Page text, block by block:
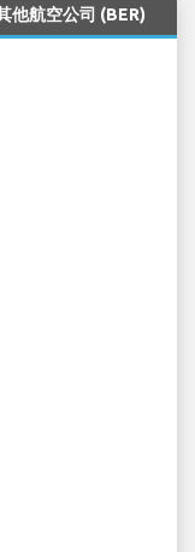
他航空公司 (BER)